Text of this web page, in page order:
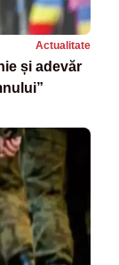
Actualitate
și adevăr